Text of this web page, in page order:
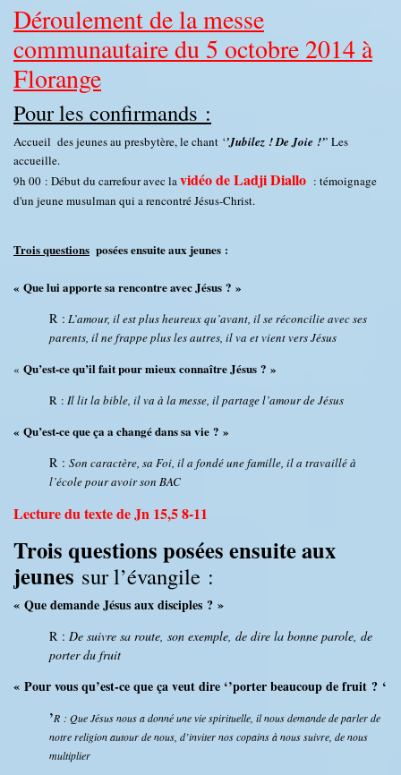
Déroulement de la messe
communautaire du 5 octobre 2014 à
Florange
Pour les confirmands :
Accueil des jeunes au presbytère, le chant ‘’Jubilez ! De Joie !’’ Les
accueille.
9h 00 : Début du carrefour avec la vidéo de Ladji Diallo : témoignage
d'un jeune musulman qui a rencontré Jésus-Christ.
Trois questions posées ensuite aux jeunes :
« Que lui apporte sa rencontre avec Jésus ? »
R : L’amour, il est plus heureux qu’avant, il se réconcilie avec ses
parents, il ne frappe plus les autres, il va et vient vers Jésus
« Qu’est-ce qu’il fait pour mieux connaître Jésus ? »
R : Il lit la bible, il va à la messe, il partage l’amour de Jésus
« Qu’est-ce que ça a changé dans sa vie ? »
R : Son caractère, sa Foi, il a fondé une famille, il a travaillé à
l’école pour avoir son BAC
Lecture du texte de Jn 15,5 8-11
Trois questions posées ensuite aux
jeunes sur l’évangile :
« Que demande Jésus aux disciples ? »
R : De suivre sa route, son exemple, de dire la bonne parole, de
porter du fruit
« Pour vous qu’est-ce que ça veut dire ‘’porter beaucoup de fruit ? ‘
’R : Que Jésus nous a donné une vie spirituelle, il nous demande de parler de
notre religion autour de nous, d’inviter nos copains à nous suivre, de nous
multiplier